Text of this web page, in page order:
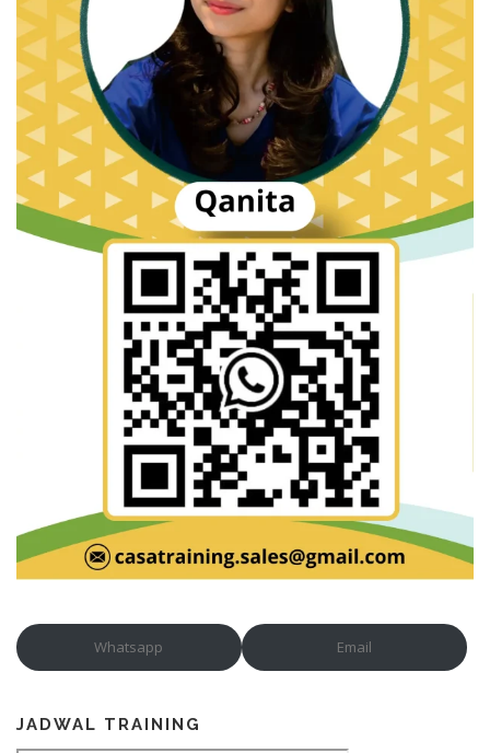
Whatsapp Email
JADWAL TRAINING